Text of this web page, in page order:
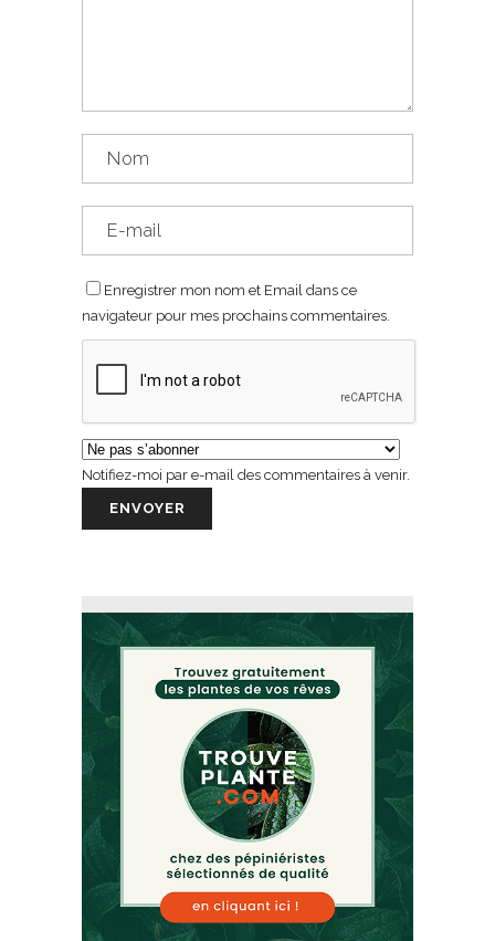
Enregistrer mon nom et Email dans ce
navigateur pour mes prochains commentaires.
Notifiez-moi par e-mail des commentaires à venir.